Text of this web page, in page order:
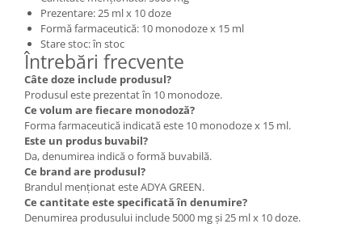
Prezentare: 25 ml x 10 doze
Formă farmaceutică: 10 monodoze x 15 ml
Stare stoc: în stoc
Întrebări frecvente
Câte doze include produsul?
Produsul este prezentat în 10 monodoze.
Ce volum are fiecare monodoză?
Forma farmaceutică indicată este 10 monodoze x 15 ml.
Este un produs buvabil?
Da, denumirea indică o formă buvabilă.
Ce brand are produsul?
Brandul menționat este ADYA GREEN.
Ce cantitate este specificată în denumire?
Denumirea produsului include 5000 mg și 25 ml x 10 doze.